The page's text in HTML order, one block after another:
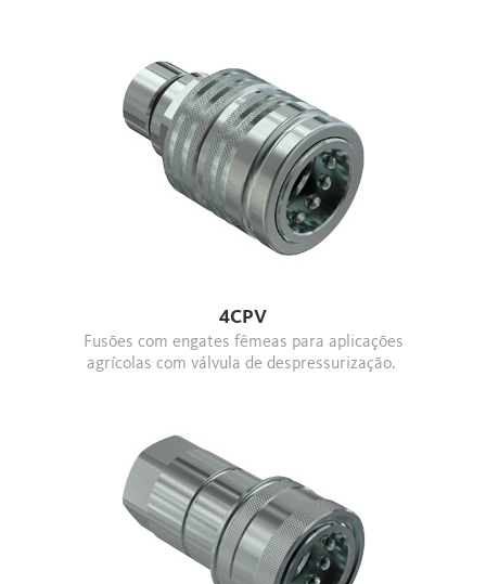
4CPV
Fusões com engates fêmeas para aplicações
agrícolas com válvula de despressurização.